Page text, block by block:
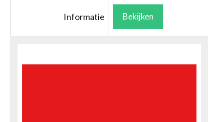
Informatie Bekijken